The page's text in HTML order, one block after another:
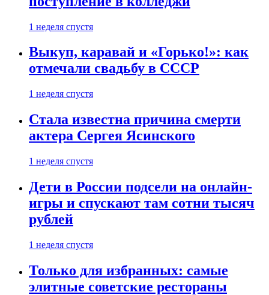
1 неделя спустя
Выкуп, каравай и «Горько!»: как
отмечали свадьбу в СССР
1 неделя спустя
Стала известна причина смерти
актера Сергея Ясинского
1 неделя спустя
Дети в России подсели на онлайн-
игры и спускают там сотни тысяч
рублей
1 неделя спустя
Только для избранных: самые
элитные советские рестораны